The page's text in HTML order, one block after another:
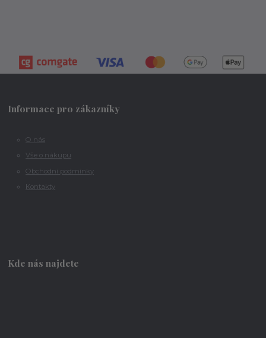
Informace pro zákazníky
O nás
Vše o nákupu
Obchodní podmínky
Kontakty
Kde nás najdete